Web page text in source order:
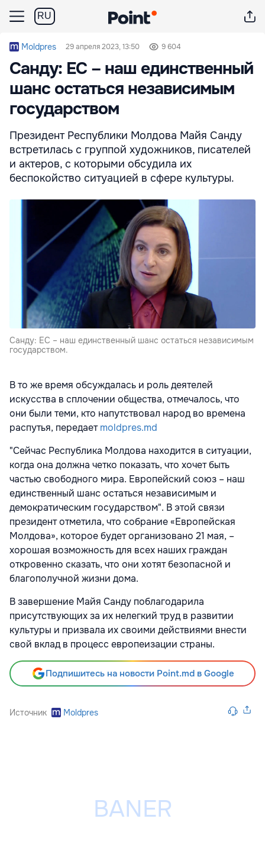
RU
Moldpres 29 апреля 2023, 13:50 9 604
Санду: ЕС – наш единственный
шанс остаться независимым
государством
Президент Республики Молдова Майя Санду
встретилась с группой художников, писателей
и актеров, с которыми обсудила их
беспокойство ситуацией в сфере культуры.
Санду: ЕС – наш единственный шанс остаться независимым
государством.
В то же время обсуждалась и роль деятелей
искусства в сплочении общества, отмечалось, что
они были теми, кто напутствовал народ во времена
распутья, передаетmoldpres.md
"Сейчас Республика Молдова находится в ситуации,
когда она должна четко показать, что хочет быть
частью свободного мира. Европейский союз – наш
единственный шанс остаться независимым и
демократическим государством". В этой связи
президент отметила, что собрание «Европейская
Молдова», которое будет организовано 21 мая, –
хорошая возможность для всех наших граждан
откровенно сказать, что они хотят безопасной и
благополучной жизни дома.
В завершение Майя Санду поблагодарила
присутствующих за их нелегкий труд в развитии
культуры и призвала их своими действиями внести
свой вклад в процесс европеизации страны.
Подпишитесь на новости Point.md в Google
Источник Moldpres